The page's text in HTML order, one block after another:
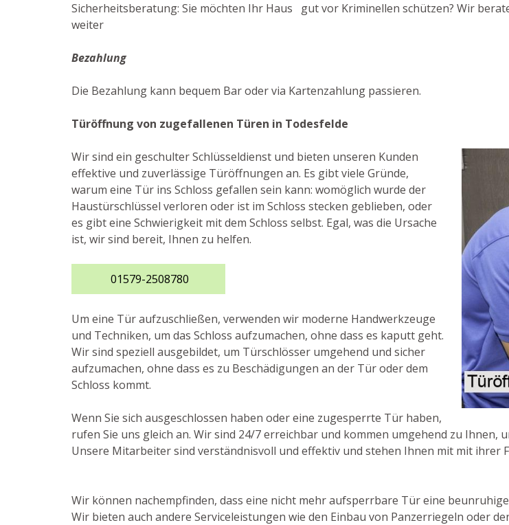
Sicherheitsberatung: Sie möchten Ihr Haus gut vor Kriminellen schützen? Wir
weiter
Bezahlung
Die Bezahlung kann bequem Bar oder via Kartenzahlung passieren.
Türöffnung von zugefallenen Türen in Todesfelde
Wir sind ein geschulter Schlüsseldienst und bieten unseren Kunden
effektive und zuverlässige Türöffnungen an. Es gibt viele Gründe,
warum eine Tür ins Schloss gefallen sein kann: womöglich wurde der
Haustürschlüssel verloren oder ist im Schloss stecken geblieben, oder
es gibt eine Schwierigkeit mit dem Schloss selbst. Egal, was die Ursache
ist, wir sind bereit, Ihnen zu helfen.
01579-2508780
Um eine Tür aufzuschließen, verwenden wir moderne Handwerkzeuge
und Techniken, um das Schloss aufzumachen, ohne dass es kaputt geht.
Wir sind speziell ausgebildet, um Türschlösser umgehend und sicher
aufzumachen, ohne dass es zu Beschädigungen an der Tür oder dem
Schloss kommt.
Wenn Sie sich ausgeschlossen haben oder eine zugesperrte Tür haben,
rufen Sie uns gleich an. Wir sind 24/7 erreichbar und kommen umgehend zu
Unsere Mitarbeiter sind verständnisvoll und effektiv und stehen Ihnen mit mit ihrer
Wir können nachempfinden, dass eine nicht mehr aufsperrbare Tür eine
Wir bieten auch andere Serviceleistungen wie den Einbau von Panzerriegeln oder